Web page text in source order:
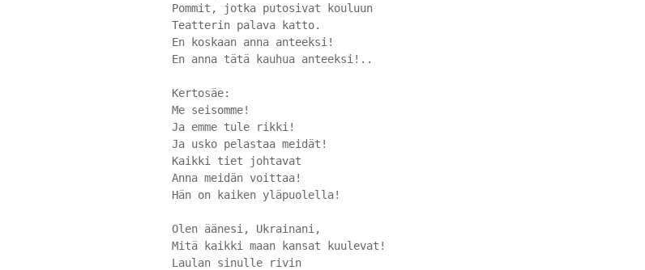
Pommit, jotka putosivat kouluun
Teatterin palava katto.
En koskaan anna anteeksi!
En anna tätä kauhua anteeksi!..
Kertosäe:
Me seisomme!
Ja emme tule rikki!
Ja usko pelastaa meidät!
Kaikki tiet johtavat
Anna meidän voittaa!
Hän on kaiken yläpuolella!
Olen äänesi, Ukrainani,
Mitä kaikki maan kansat kuulevat!
Laulan sinulle rivin